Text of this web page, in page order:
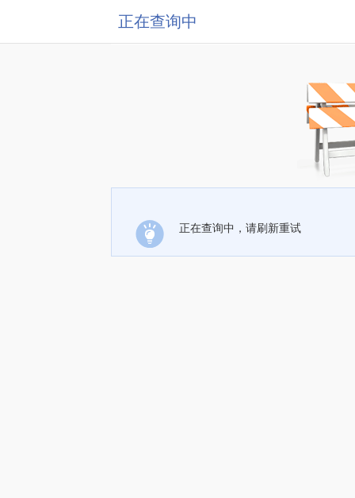
正在查询中
正在查询中，请刷新重试